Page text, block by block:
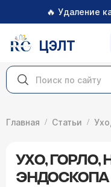
🔥 Удаление
ЦЭЛТ
Главная Статьи
УХО, ГОРЛО,
ЭНДОСКОПА